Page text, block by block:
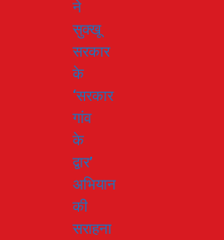
ने
सुक्खू
सरकार
के
‘सरकार
गांव
के
द्वार’
अभियान
की
सराहना